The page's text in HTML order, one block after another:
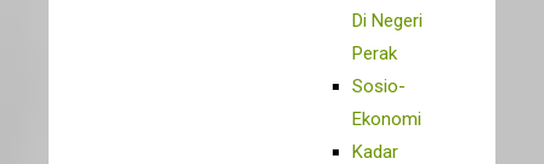
Di Negeri
Perak
Sosio-
Ekonomi
Kadar